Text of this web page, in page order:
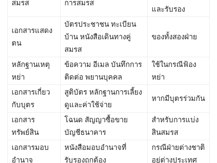
สมรส
การสมรส
และรับรอง
เอกสารแสดง
ตน
บัตรประชาชน ทะเบียน
บ้าน หนังสือเดินทางคู่
สมรส
ของทั้งสองฝ่าย
หลักฐานเหตุ
หย่า
ข้อความ อีเมล บันทึกการ
ติดต่อ พยานบุคคล
ใช้ในกรณีฟ้อง
หย่า
เอกสารเกี่ยว
กับบุตร
สูติบัตร หลักฐานการเลี้ยง
ดูและค่าใช้จ่าย
หากมีบุตรร่วมกัน
เอกสาร
ทรัพย์สิน
โฉนด สัญญาซื้อขาย
บัญชีธนาคาร
สำหรับการแบ่ง
สินสมรส
เอกสารมอบ
อำนาจ
หนังสือมอบอำนาจที่
รับรองถูกต้อง
กรณีฝ่ายต่างชาติ
อยู่ต่างประเทศ